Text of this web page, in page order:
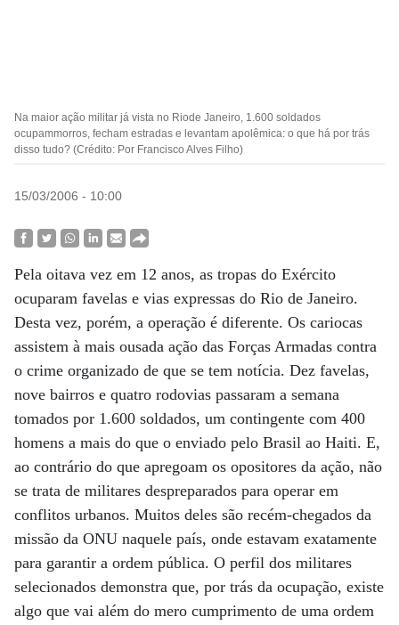
Na maior ação militar já vista no Riode Janeiro, 1.600 soldados
ocupammorros, fecham estradas e levantam apolêmica: o que há por trás
disso tudo? (Crédito: Por Francisco Alves Filho)
15/03/2006 - 10:00
Pela oitava vez em 12 anos, as tropas do Exército
ocuparam favelas e vias expressas do Rio de Janeiro.
Desta vez, porém, a operação é diferente. Os cariocas
assistem à mais ousada ação das Forças Armadas contra
o crime organizado de que se tem notícia. Dez favelas,
nove bairros e quatro rodovias passaram a semana
tomados por 1.600 soldados, um contingente com 400
homens a mais do que o enviado pelo Brasil ao Haiti. E,
ao contrário do que apregoam os opositores da ação, não
se trata de militares despreparados para operar em
conflitos urbanos. Muitos deles são recém-chegados da
missão da ONU naquele país, onde estavam exatamente
para garantir a ordem pública. O perfil dos militares
selecionados demonstra que, por trás da ocupação, existe
algo que vai além do mero cumprimento de uma ordem